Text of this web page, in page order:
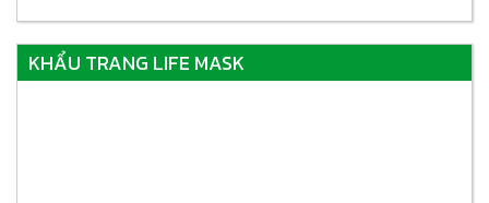
KHẨU TRANG LIFE MASK